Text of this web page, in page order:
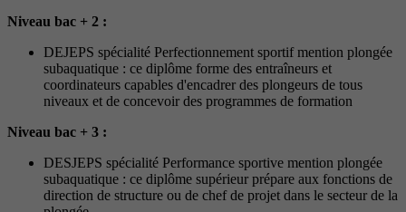
Niveau bac + 2 :
DEJEPS spécialité Perfectionnement sportif mention plongée
subaquatique : ce diplôme forme des entraîneurs et
coordinateurs capables d'encadrer des plongeurs de tous
niveaux et de concevoir des programmes de formation
Niveau bac + 3 :
DESJEPS spécialité Performance sportive mention plongée
subaquatique : ce diplôme supérieur prépare aux fonctions de
direction de structure ou de chef de projet dans le secteur de la